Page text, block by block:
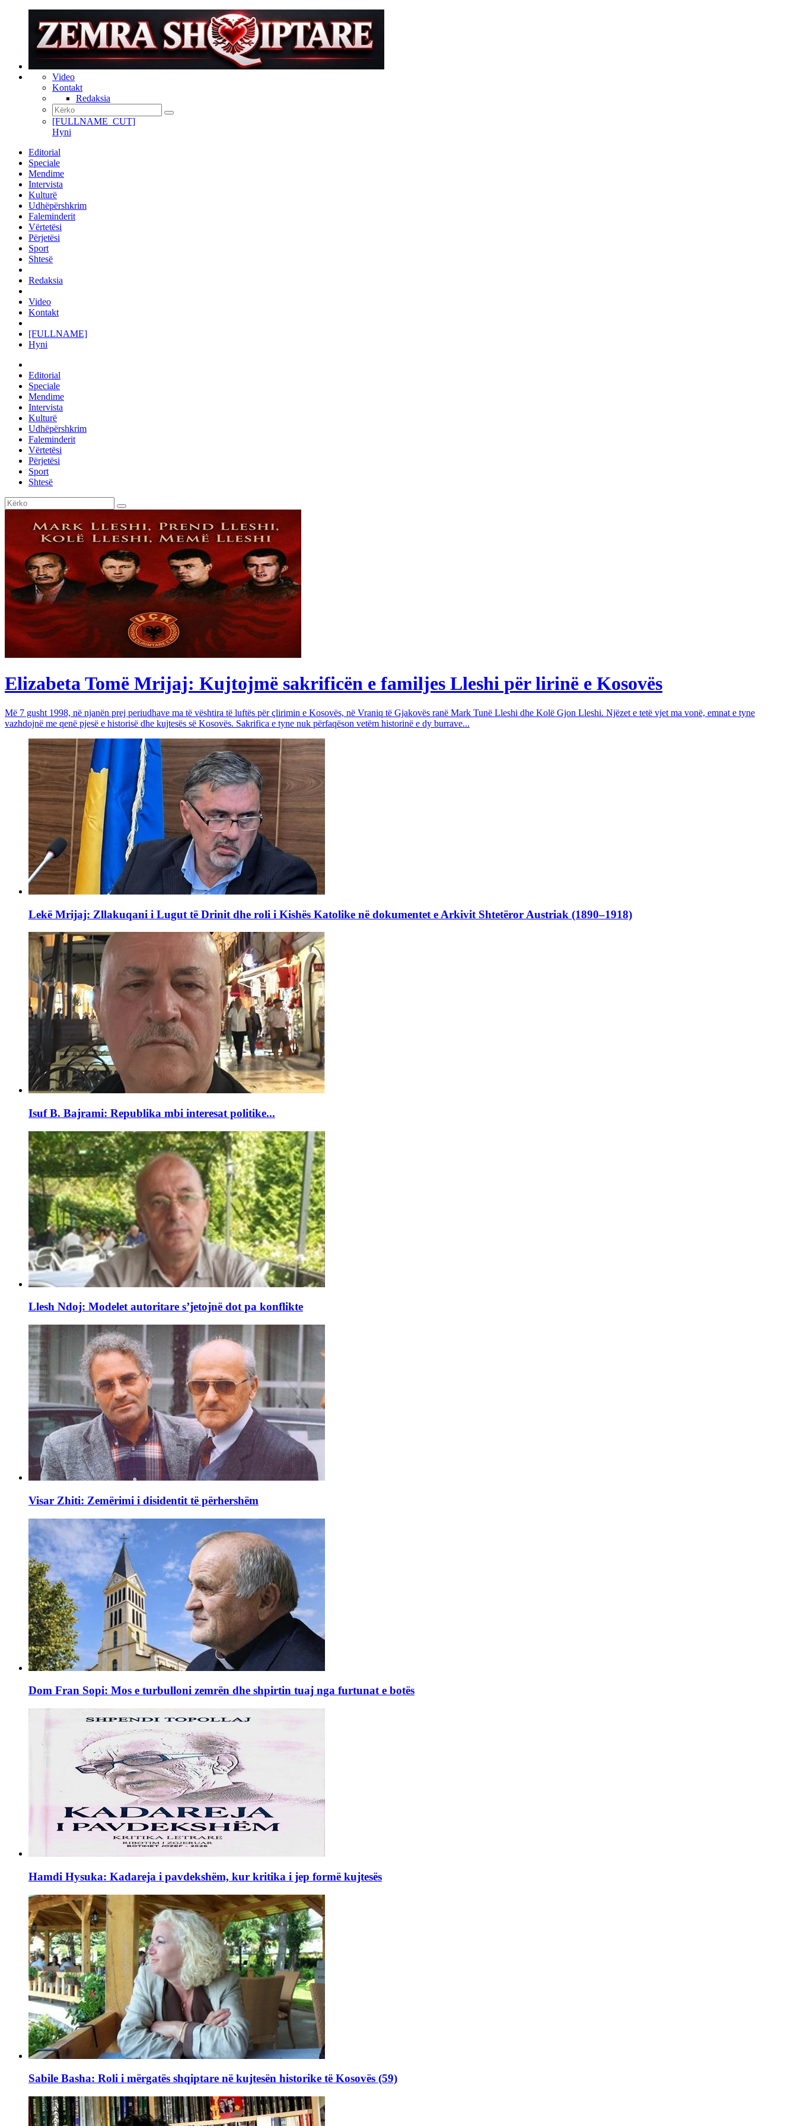
Video
Kontakt
Redaksia
[FULLNAME_CUT]
Hyni
Editorial
Speciale
Mendime
Intervista
Kulturë
Udhëpërshkrim
Faleminderit
Vërtetësi
Përjetësi
Sport
Shtesë
Redaksia
Video
Kontakt
[FULLNAME]
Hyni
Editorial
Speciale
Mendime
Intervista
Kulturë
Udhëpërshkrim
Faleminderit
Vërtetësi
Përjetësi
Sport
Shtesë
Elizabeta Tomë Mrijaj: Kujtojmë sakrificën e familjes Lleshi për lirinë e Kosovës
Më 7 gusht 1998, në njanën prej periudhave ma të vështira të luftës për çlirimin e Kosovës, në Vraniq të Gjakovës ranë Mark Tunë Lleshi dhe Kolë Gjon Lleshi. Njëzet e tetë vjet ma vonë, emnat e tyne
vazhdojnë me qenë pjesë e historisë dhe kujtesës së Kosovës. Sakrifica e tyne nuk përfaqëson vetëm historinë e dy burrave...
Lekë Mrijaj: Zllakuqani i Lugut të Drinit dhe roli i Kishës Katolike në dokumentet e Arkivit Shtetëror Austriak (1890–1918)
Isuf B. Bajrami: Republika mbi interesat politike...
Llesh Ndoj: Modelet autoritare s’jetojnë dot pa konflikte
Visar Zhiti: Zemërimi i disidentit të përhershëm
Dom Fran Sopi: Mos e turbulloni zemrën dhe shpirtin tuaj nga furtunat e botës
Hamdi Hysuka: Kadareja i pavdekshëm, kur kritika i jep formë kujtesës
Sabile Basha: Roli i mërgatës shqiptare në kujtesën historike të Kosovës (59)